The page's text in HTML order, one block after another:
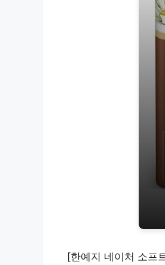
[한예지 네이처 소프